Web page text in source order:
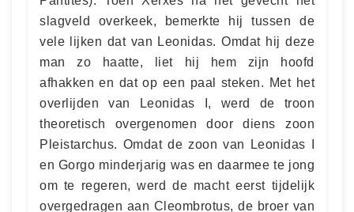
slagveld overkeek, bemerkte hij tussen de
vele lijken dat van Leonidas. Omdat hij deze
man zo haatte, liet hij hem zijn hoofd
afhakken en dat op een paal steken. Met het
overlijden van Leonidas I, werd de troon
theoretisch overgenomen door diens zoon
Pleistarchus. Omdat de zoon van Leonidas I
en Gorgo minderjarig was en daarmee te jong
om te regeren, werd de macht eerst tijdelijk
overgedragen aan Cleombrotus, de broer van